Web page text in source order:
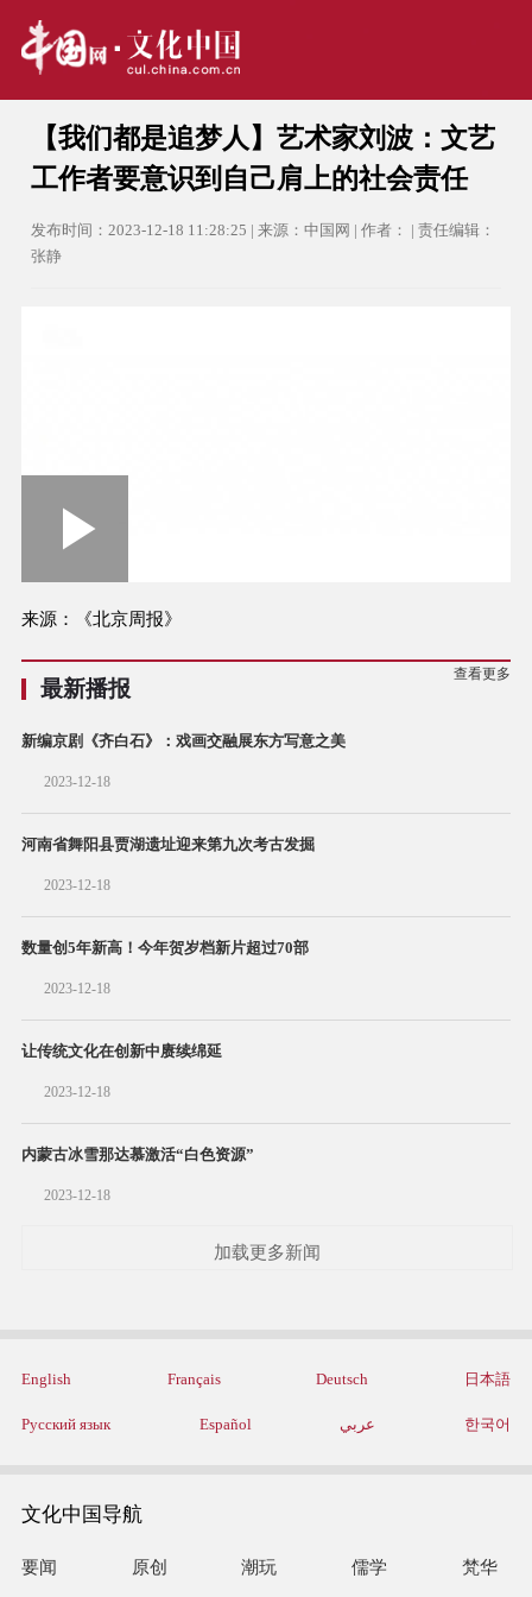
【我们都是追梦人】艺术家刘波：文艺
工作者要意识到自己肩上的社会责任
发布时间：2023-12-18 11:28:25 | 来源：中国网 | 作者： | 责任编辑：
张静
Play
Video
来源：《北京周报》
最新播报
查看更多
新编京剧《齐白石》：戏画交融展东方写意之美
2023-12-18
河南省舞阳县贾湖遗址迎来第九次考古发掘
2023-12-18
数量创5年新高！今年贺岁档新片超过70部
2023-12-18
让传统文化在创新中赓续绵延
2023-12-18
内蒙古冰雪那达慕激活“白色资源”
2023-12-18
加载更多新闻
English Français Deutsch 日本語
Русский язык Español عربي 한국어
文化中国导航
要闻 原创 潮玩 儒学 梵华